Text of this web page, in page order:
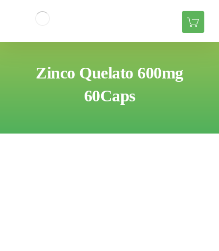
Zinco Quelato 600mg
60Caps